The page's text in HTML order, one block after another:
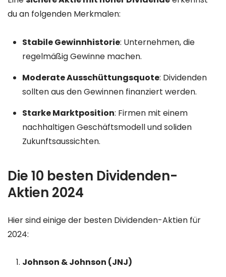
du an folgenden Merkmalen:
Stabile Gewinnhistorie: Unternehmen, die
regelmäßig Gewinne machen.
Moderate Ausschüttungsquote: Dividenden
sollten aus den Gewinnen finanziert werden.
Starke Marktposition: Firmen mit einem
nachhaltigen Geschäftsmodell und soliden
Zukunftsaussichten.
Die 10 besten Dividenden-
Aktien 2024
Hier sind einige der besten Dividenden-Aktien für
2024:
Johnson & Johnson (JNJ)